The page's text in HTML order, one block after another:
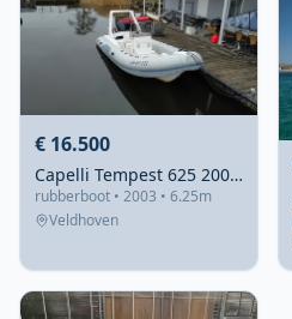
€ 16.500
Capelli Tempest 625 2003 – snelle RIB met 225pk Evinrude
rubberboot • 2003 • 6.25m
Veldhoven